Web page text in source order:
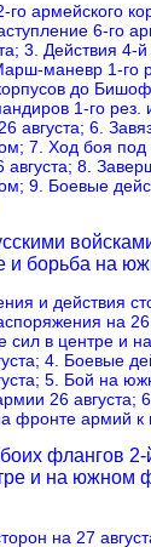
го армейского
6-го
3. Действия 4-й
маневр 1-го
до
1-го рез.
августа; 6.
7. Ход боя
8.
9. Боевые
и борьба на
и действия
на 26
сил в центре и
4. Боевые
5. Бой на
26 августа;
фронте армий к
флангов 2-
и на южном
на 27